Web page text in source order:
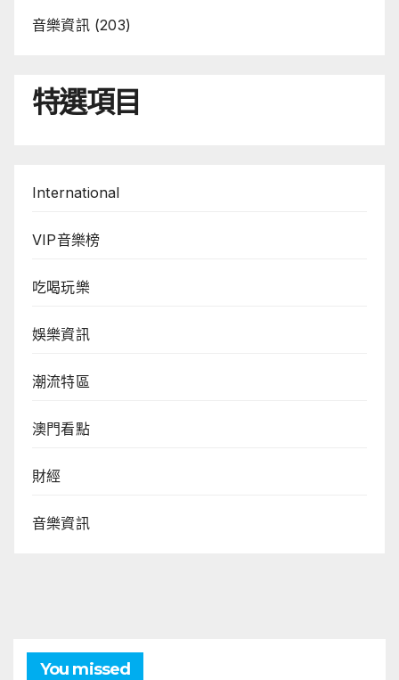
音樂資訊(203)
特選項目
International
VIP音樂榜
吃喝玩樂
娛樂資訊
潮流特區
澳門看點
財經
音樂資訊
You missed